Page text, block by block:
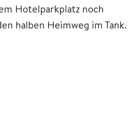
Hotelparkplatz noch
halben Heimweg im Tank.